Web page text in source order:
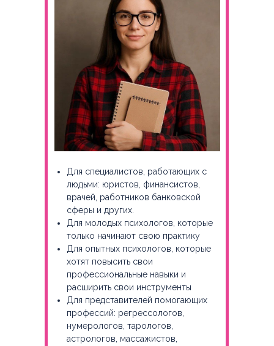
Для специалистов, работающих с
людьми: юристов, финансистов,
врачей, работников банковской
сферы и других.
Для молодых психологов, которые
только начинают свою практику
Для опытных психологов, которые
хотят повысить свои
профессиональные навыки и
расширить свои инструменты
Для представителей помогающих
профессий: регрессологов,
нумерологов, тарологов,
астрологов, массажистов,